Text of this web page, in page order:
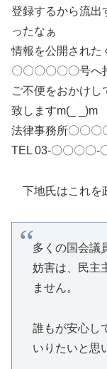
登録するから流出
ったなぁ
情報を公開された
〇〇〇〇〇〇号へ
ご不便をおかけし
致しますm(_ _)m
法律事務所〇〇〇
TEL 03-〇〇〇〇-
下地氏はこれを
多くの国会議
妨害は、民主
ません。
誰もが安心し
いりたいと思